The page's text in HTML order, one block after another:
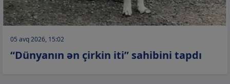
05 avq 2026, 15:02
“Dünyanın ən çirkin iti” sahibini tapdı